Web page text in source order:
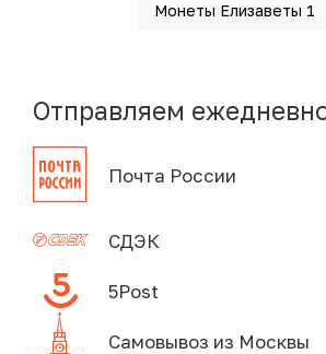
Монеты Елизаветы 1
Отправляем
Почта России
СДЭК
5Post
Самовывоз из Москвы